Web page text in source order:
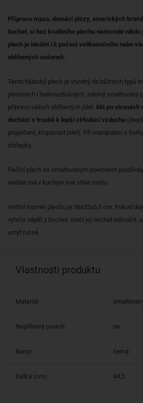
Přípravu masa, domácí pizzy, amerických
buchet, si bez kvalitního plechu nedovede
plech je ideální i k pečení velikonočního nebo
oblíbených sušenek.
Tento hluboký plech je vhodný do běžných typů
plynových i horkovzdušných, odolný smaltovaný
přípravu vašich oblíbených jídel. Má po stranách
dochází v troubě k lepší cirkulaci vzduchu
propečení, křupavost jídel). Při manipulaci s
chňapky.
Pečící plech se smaltovaným povrchem
nadále má v kuchyni své stálé místo.
Vnitřní rozměr plechu je 36x32x5,5 cm. Pokud
vyteče náplň z buchet, stačí jej nechat odmočit,
umýt ručně.
Vlastnosti produktu
Materiál:
Nepřilnavý povrch: ne
Barvy: černá
Délka (cm): 44,5